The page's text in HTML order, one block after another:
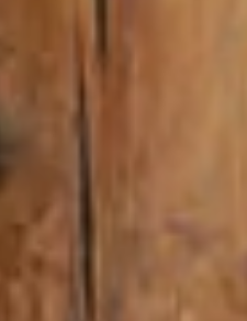
Idées